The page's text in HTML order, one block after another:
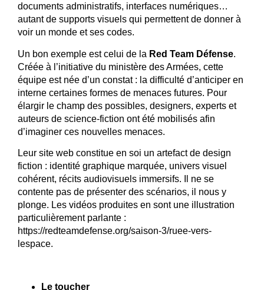
documents administratifs, interfaces numériques…
autant de supports visuels qui permettent de donner à
voir un monde et ses codes.
Un bon exemple est celui de la Red Team Défense.
Créée à l’initiative du ministère des Armées, cette
équipe est née d’un constat : la difficulté d’anticiper en
interne certaines formes de menaces futures. Pour
élargir le champ des possibles, designers, experts et
auteurs de science-fiction ont été mobilisés afin
d’imaginer ces nouvelles menaces.
Leur site web constitue en soi un artefact de design
fiction : identité graphique marquée, univers visuel
cohérent, récits audiovisuels immersifs. Il ne se
contente pas de présenter des scénarios, il nous y
plonge. Les vidéos produites en sont une illustration
particulièrement parlante :
https://redteamdefense.org/saison-3/ruee-vers-
lespace.
Le toucher